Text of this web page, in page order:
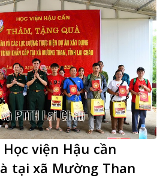
viện Hậu cần
tại xã Mường Than